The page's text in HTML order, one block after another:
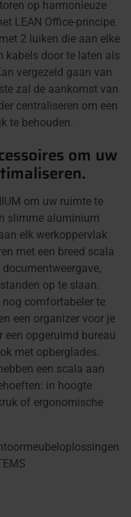
op harmonieuze
LEAN Office-principe.
2 luiken die aan elke
kabels door te laten als
vergezeld gaan van
zal de aankomst van
centraliseren om een
te behouden.
om uw
om uw ruimte te
slimme aluminium
elk werkoppervlak
met een breed scala
op te slaan.
comfortabeler te
een organizer voor je
een opgeruimd bureau
met opberglades.
een scala aan
in hoogte
of ergonomische